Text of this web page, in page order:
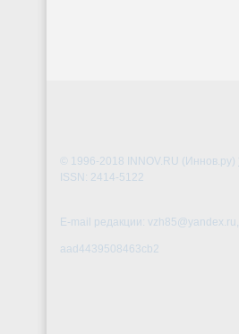
© 1996-2018 INNOV.RU (Иннов.ру)
ISSN: 2414-5122
E-mail редакции: vzh85@yandex.ru,
aad4439508463cb2